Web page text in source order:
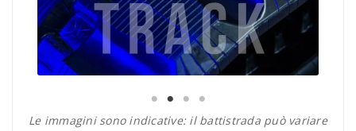
Le immagini sono indicative: il battistrada può variare